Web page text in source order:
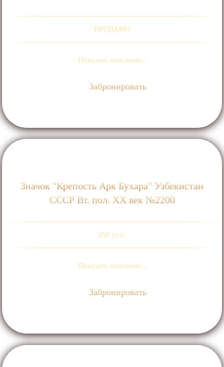
ПРОДАНО
Показать описание...
Забронировать
Значок "Крепость Арк Бухара" Узбекистан
СССР Вт. пол. ХХ век №2200
250 руб.
Показать описание...
Забронировать